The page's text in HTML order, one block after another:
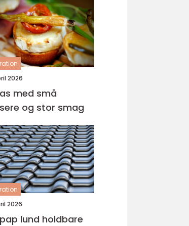
2026
med små
og stor smag
2026
lund holdbare